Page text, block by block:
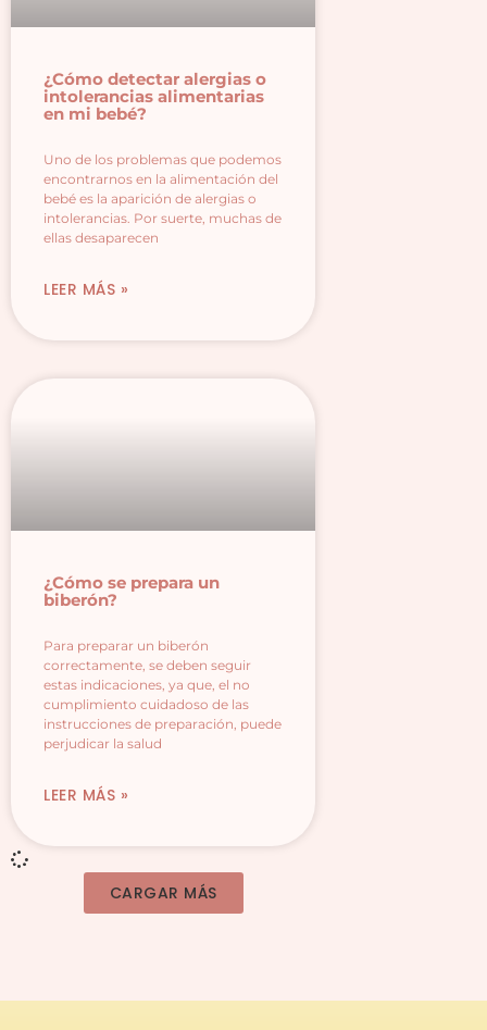
¿Cómo detectar alergias o
intolerancias alimentarias
en mi bebé?
Uno de los problemas que podemos
encontrarnos en la alimentación del
bebé es la aparición de alergias o
intolerancias. Por suerte, muchas de
ellas desaparecen
LEER MÁS »
¿Cómo se prepara un
biberón?
Para preparar un biberón
correctamente, se deben seguir
estas indicaciones, ya que, el no
cumplimiento cuidadoso de las
instrucciones de preparación, puede
perjudicar la salud
LEER MÁS »
CARGAR MÁS